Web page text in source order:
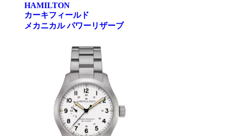
HAMILTON
カーキフィールド
メカニカル パワーリザーブ